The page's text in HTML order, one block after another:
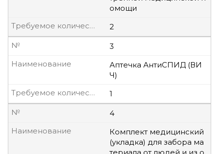
омощи
2
Требуемое количество, шт
3
№
Аптечка АнтиСПИД (ВИ
Ч)
Наименование
1
Требуемое количество, шт
4
№
Комплект медицинский
(укладка) для забора ма
териала от людей и из о
Наименование